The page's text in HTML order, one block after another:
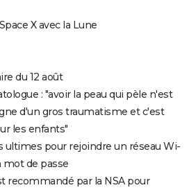
X avec la Lune
du 12 août
: "avoir la peau qui pèle n'est
d'un gros traumatisme et c'est
les enfants"
ultimes pour rejoindre un réseau Wi-
mot de passe
recommandé par la NSA pour